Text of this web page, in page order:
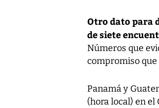
Otro dato para
de siete
Números que
compromiso
Panamá y
(hora local) en el